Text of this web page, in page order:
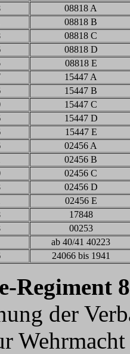
08818 A
08818 B
08818 C
08818 D
08818 E
15447 A
15447 B
15447 C
15447 D
15447 E
02456 A
02456 B
02456 C
02456 D
02456 E
17848
00253
ab 40/41 40223
24066 bis 1941
Regiment
der